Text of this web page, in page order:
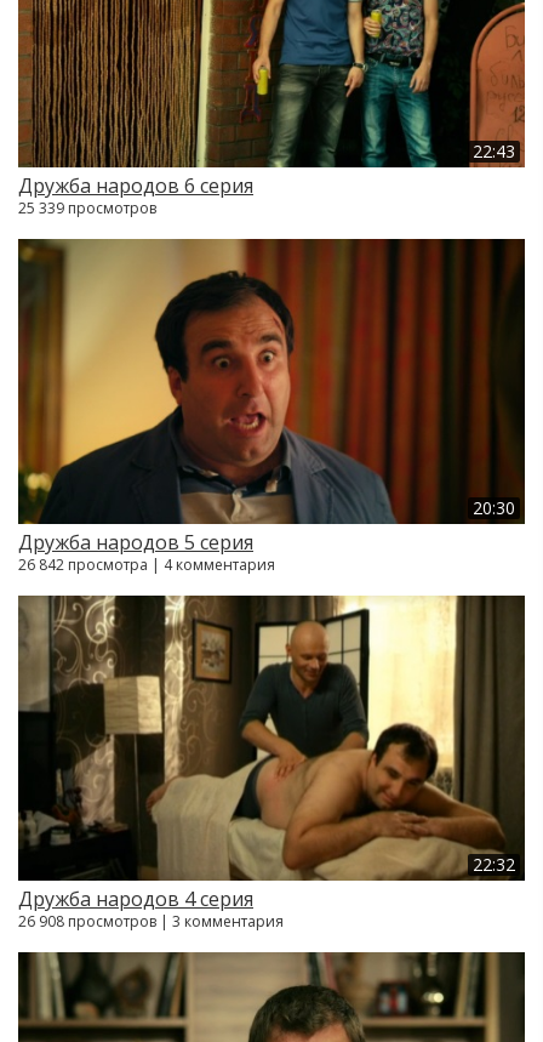
22:43
Дружба народов 6 серия
25 339 просмотров
20:30
Дружба народов 5 серия
26 842 просмотра | 4 комментария
22:32
Дружба народов 4 серия
26 908 просмотров | 3 комментария